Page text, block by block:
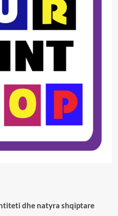
dhe natyra shqiptare